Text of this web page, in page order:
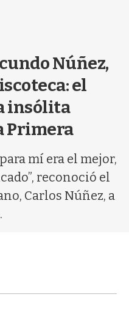
Núñez,
el
insólita
Primera
mí era el mejor,
reconoció el
Carlos Núñez, a